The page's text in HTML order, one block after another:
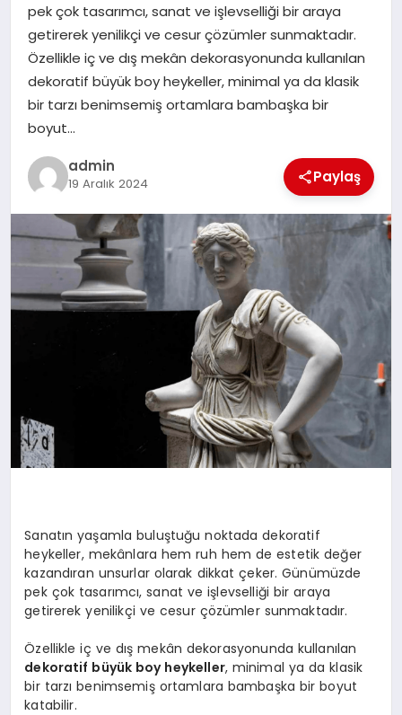
EKONOMI
SAĞLIK
DÜNYA
EĞITIM
pek çok tasarımcı, sanat ve işlevselliği bir araya
getirerek yenilikçi ve cesur çözümler sunmaktadır.
Özellikle iç ve dış mekân dekorasyonunda kullanılan
dekoratif büyük boy heykeller, minimal ya da klasik
bir tarzı benimsemiş ortamlara bambaşka bir
boyut…
admin
19 Aralık 2024 Paylaş
Sanatın yaşamla buluştuğu noktada dekoratif
heykeller, mekânlara hem ruh hem de estetik değer
kazandıran unsurlar olarak dikkat çeker. Günümüzde
pek çok tasarımcı, sanat ve işlevselliği bir araya
getirerek yenilikçi ve cesur çözümler sunmaktadır.
Özellikle iç ve dış mekân dekorasyonunda kullanılan
dekoratif büyük boy heykeller, minimal ya da klasik
bir tarzı benimsemiş ortamlara bambaşka bir boyut
katabilir.